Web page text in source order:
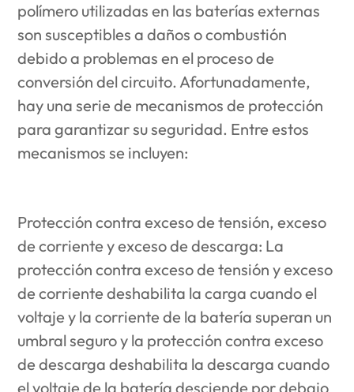
polímero utilizadas en las baterías externas
son susceptibles a daños o combustión
debido a problemas en el proceso de
conversión del circuito. Afortunadamente,
hay una serie de mecanismos de protección
para garantizar su seguridad. Entre estos
mecanismos se incluyen:
Protección contra exceso de tensión, exceso
de corriente y exceso de descarga: La
protección contra exceso de tensión y exceso
de corriente deshabilita la carga cuando el
voltaje y la corriente de la batería superan un
umbral seguro y la protección contra exceso
de descarga deshabilita la descarga cuando
el voltaje de la batería desciende por debajo